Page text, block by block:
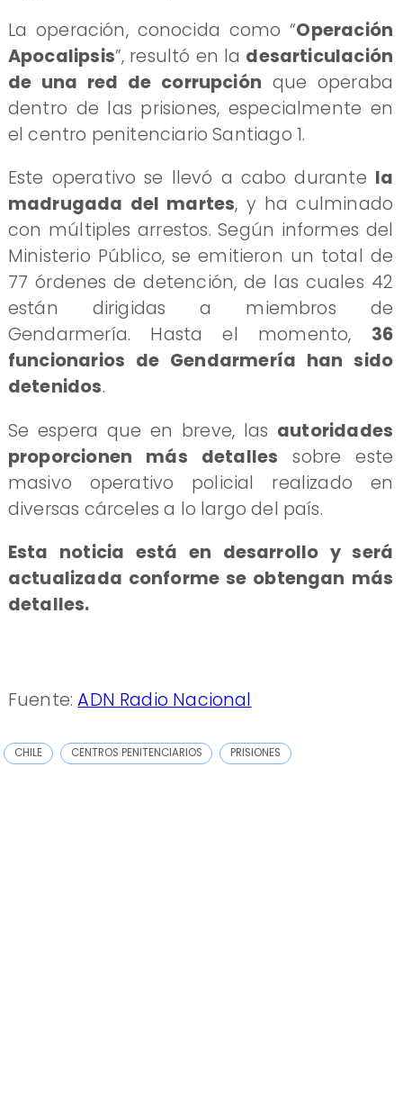
La operación, conocida como “Operación
Apocalipsis”, resultó en la desarticulación
de una red de corrupción que operaba
dentro de las prisiones, especialmente en
el centro penitenciario Santiago 1.
Este operativo se llevó a cabo durante la
madrugada del martes, y ha culminado
con múltiples arrestos. Según informes del
Ministerio Público, se emitieron un total de
77 órdenes de detención, de las cuales 42
están dirigidas a miembros de
Gendarmería. Hasta el momento, 36
funcionarios de Gendarmería han sido
detenidos.
Se espera que en breve, las autoridades
proporcionen más detalles sobre este
masivo operativo policial realizado en
diversas cárceles a lo largo del país.
Esta noticia está en desarrollo y será
actualizada conforme se obtengan más
detalles.
Fuente:ADN Radio Nacional
CHILE CENTROS PENITENCIARIOS PRISIONES